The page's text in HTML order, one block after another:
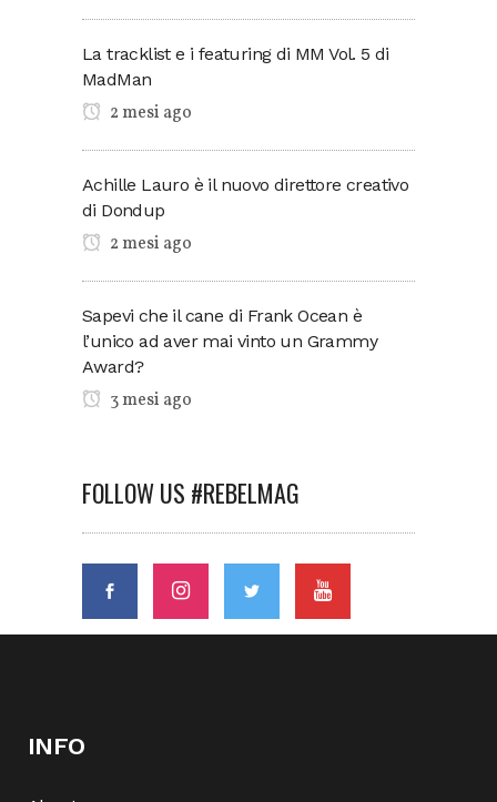
La tracklist e i featuring di MM Vol. 5 di
MadMan
2 mesi ago
Achille Lauro è il nuovo direttore creativo
di Dondup
2 mesi ago
Sapevi che il cane di Frank Ocean è
l’unico ad aver mai vinto un Grammy
Award?
3 mesi ago
FOLLOW US #REBELMAG
INFO